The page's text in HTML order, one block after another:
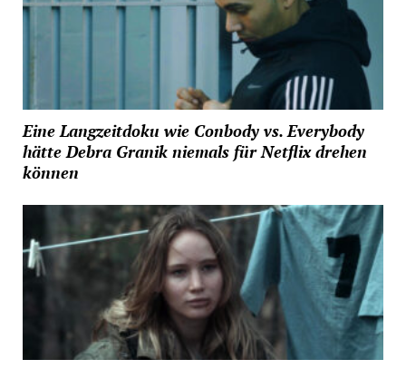
Eine Langzeitdoku wie Conbody vs. Everybody
hätte Debra Granik niemals für Netflix drehen
können